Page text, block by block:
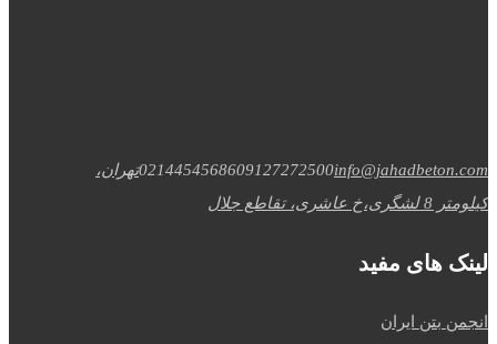
0214454568609127272500info@jahadbeton.com
تهران،
کیلومتر 8 لشگری،خ عاشری، تقاطع جلال
لینک های مفید
انجمن بتن ایران